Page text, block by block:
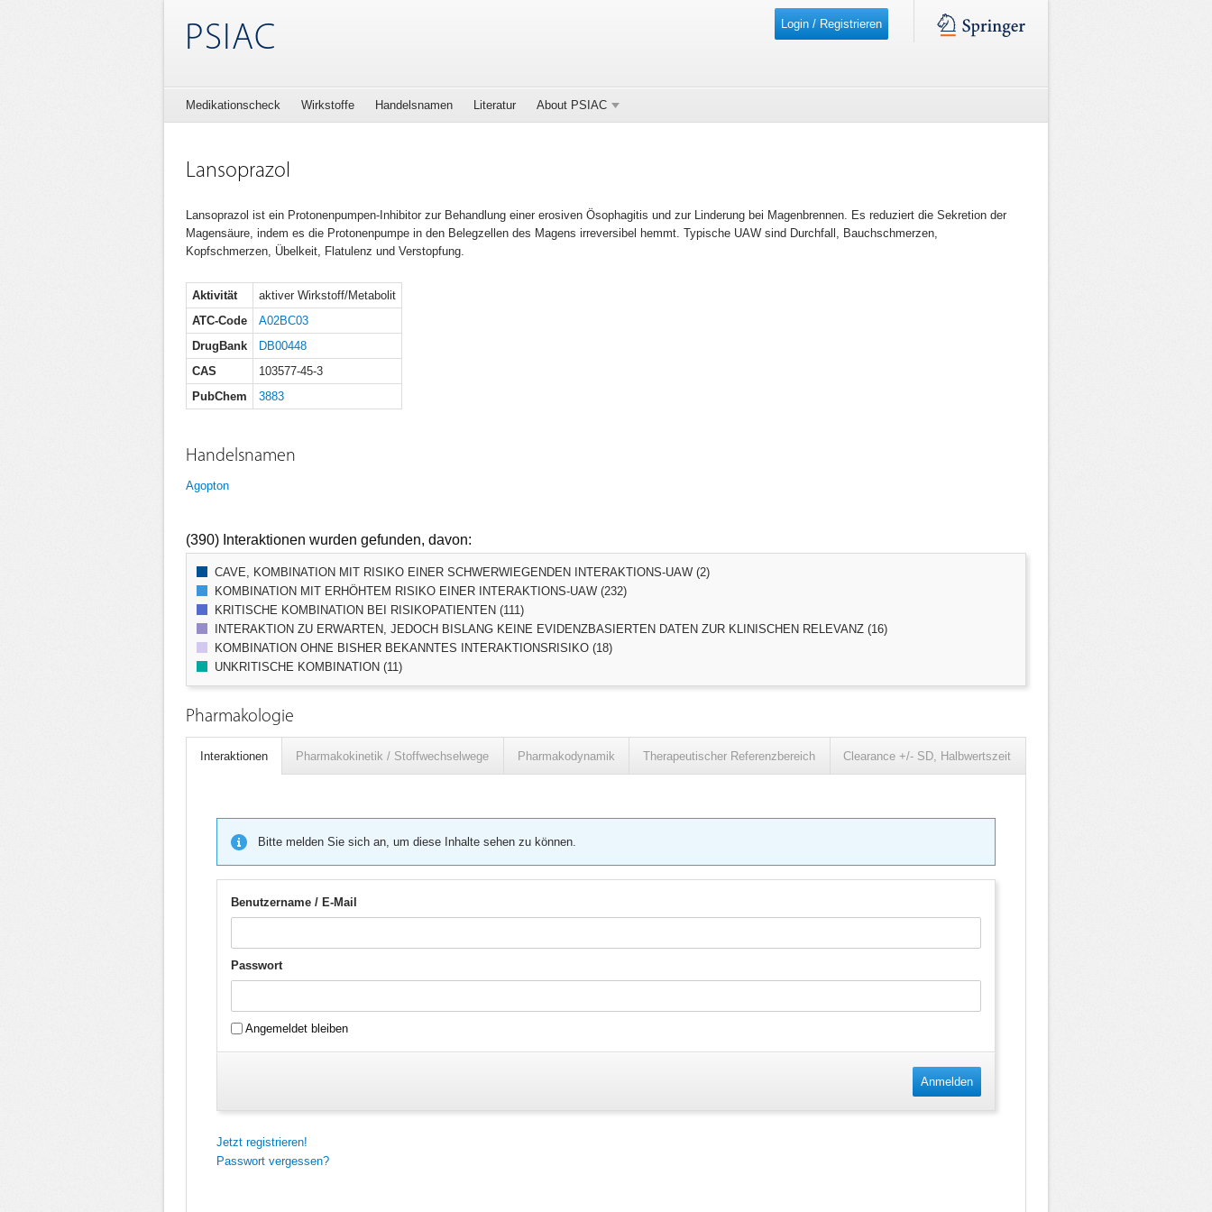
PSIAC
Medikationscheck Wirkstoffe Handelsnamen Literatur About PSIAC
Login / Registrieren
Lansoprazol
Lansoprazol ist ein Protonenpumpen-Inhibitor zur Behandlung einer erosiven Ösophagitis und zur Linderung bei Magenbrennen. Es reduziert die Sekretion der
Magensäure, indem es die Protonenpumpe in den Belegzellen des Magens irreversibel hemmt. Typische UAW sind Durchfall, Bauchschmerzen,
Kopfschmerzen, Übelkeit, Flatulenz und Verstopfung.
Aktivität
aktiver Wirkstoff/Metabolit
ATC-Code
A02BC03
DrugBank
DB00448
CAS
103577-45-3
PubChem
3883
Handelsnamen
Agopton
(390) Interaktionen wurden gefunden, davon:
CAVE, KOMBINATION MIT RISIKO EINER SCHWERWIEGENDEN INTERAKTIONS-UAW (2)
KOMBINATION MIT ERHÖHTEM RISIKO EINER INTERAKTIONS-UAW (232)
KRITISCHE KOMBINATION BEI RISIKOPATIENTEN (111)
INTERAKTION ZU ERWARTEN, JEDOCH BISLANG KEINE EVIDENZBASIERTEN DATEN ZUR KLINISCHEN RELEVANZ (16)
KOMBINATION OHNE BISHER BEKANNTES INTERAKTIONSRISIKO (18)
UNKRITISCHE KOMBINATION (11)
Pharmakologie
Interaktionen Pharmakokinetik / Stoffwechselwege Pharmakodynamik Therapeutischer Referenzbereich Clearance +/- SD, Halbwertszeit
Bitte melden Sie sich an, um diese Inhalte sehen zu können.
Benutzername / E-Mail
Passwort
Angemeldet bleiben
Anmelden
Jetzt registrieren!
Passwort vergessen?